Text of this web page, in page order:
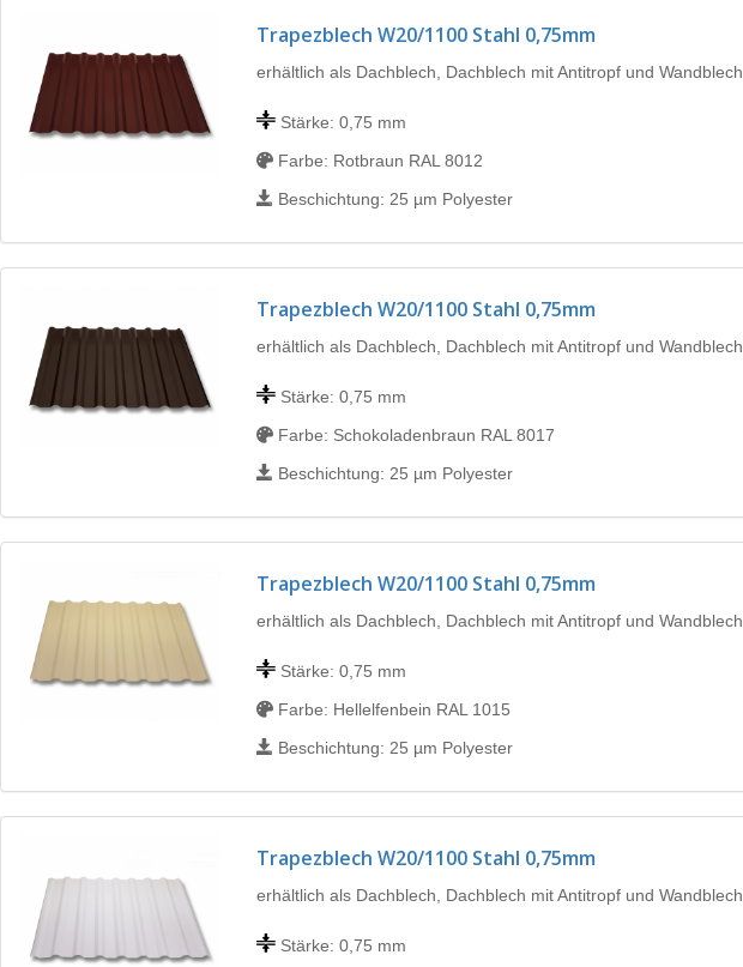
Trapezblech W20/1100 Stahl 0,75mm
erhältlich als Dachblech, Dachblech mit Antitropf und Wandblech
Stärke: 0,75 mm
Farbe: Rotbraun RAL 8012
Beschichtung: 25 µm Polyester
Trapezblech W20/1100 Stahl 0,75mm
erhältlich als Dachblech, Dachblech mit Antitropf und Wandblech
Stärke: 0,75 mm
Farbe: Schokoladenbraun RAL 8017
Beschichtung: 25 µm Polyester
Trapezblech W20/1100 Stahl 0,75mm
erhältlich als Dachblech, Dachblech mit Antitropf und Wandblech
Stärke: 0,75 mm
Farbe: Hellelfenbein RAL 1015
Beschichtung: 25 µm Polyester
Trapezblech W20/1100 Stahl 0,75mm
erhältlich als Dachblech, Dachblech mit Antitropf und Wandblech
Stärke: 0,75 mm